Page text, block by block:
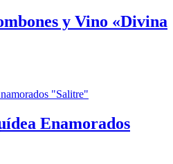
y Vino «Divina
Enamorados